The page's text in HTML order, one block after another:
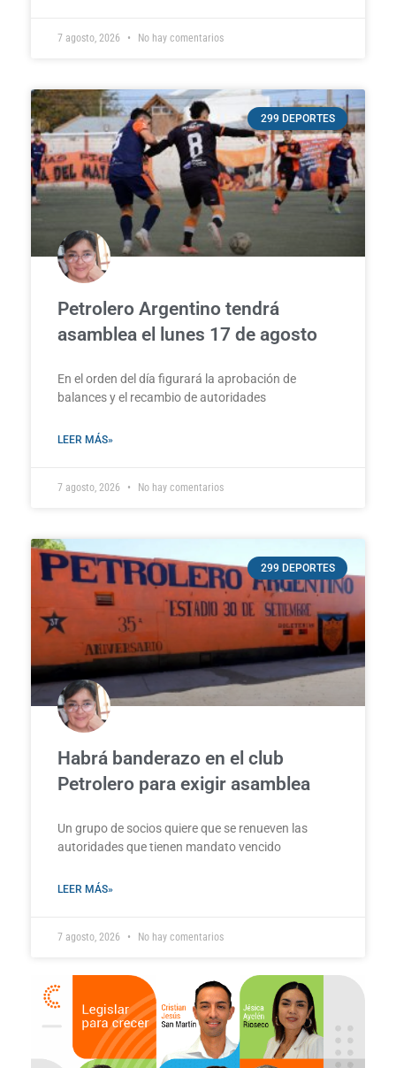
7 agosto, 2026 No hay comentarios
299 DEPORTES
Petrolero Argentino tendrá
asamblea el lunes 17 de agosto
En el orden del día figurará la aprobación de
balances y el recambio de autoridades
LEER MÁS»
7 agosto, 2026 No hay comentarios
299 DEPORTES
Habrá banderazo en el club
Petrolero para exigir asamblea
Un grupo de socios quiere que se renueven las
autoridades que tienen mandato vencido
LEER MÁS»
7 agosto, 2026 No hay comentarios